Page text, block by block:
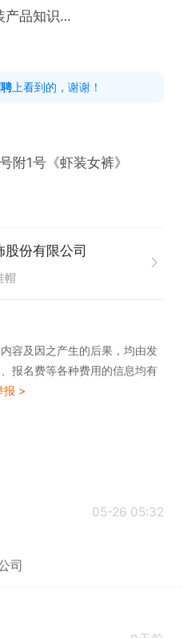
产品知识
同事协作完成工作任务
空间大
上看到的，谢谢！
附1号《虾装女裤》
份有限公司
帽
容及因之产生的后果，均由发
报名费等各种费用的信息均有
报 >
05-26 05:32
司